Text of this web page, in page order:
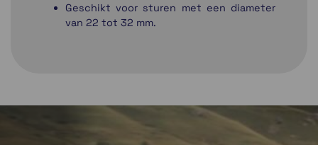
Geschikt voor sturen met een diameter
van 22 tot 32 mm.